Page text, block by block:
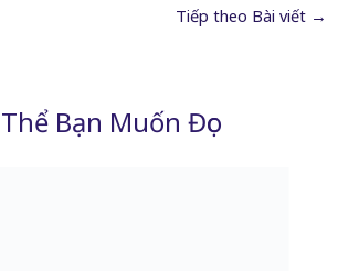
Tiếp theo Bài viết →
Bạn Muốn Đọc